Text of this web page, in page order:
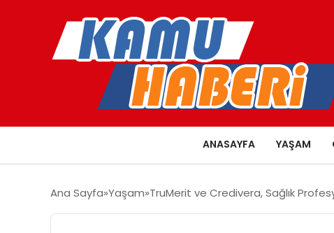
ANASAYFA YAŞAM
Ana Sayfa Yaşam TruMerit ve Credivera, Sağlık